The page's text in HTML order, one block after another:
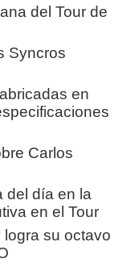
del Tour de
Syncros
en
Carlos
del día en la
en el Tour
logra su octavo